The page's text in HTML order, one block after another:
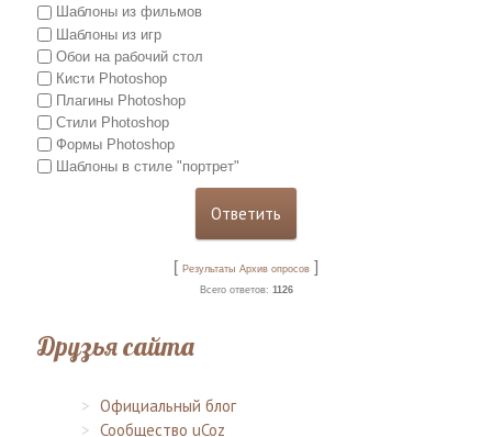
Шаблоны из фильмов
Шаблоны из игр
Обои на рабочий стол
Кисти Photoshop
Плагины Photoshop
Стили Photoshop
Формы Photoshop
Шаблоны в стиле "портрет"
[ Результаты Архив опросов ]
Всего ответов: 1126
Друзья сайта
Официальный блог
Сообщество uCoz